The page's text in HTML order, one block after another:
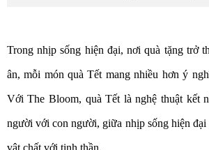
Trong nhịp sống hiện đại, nơi quà tặng trở
ân, mỗi món quà Tết mang nhiều hơn ý
Với The Bloom, quà Tết là nghệ thuật kết
người với con người, giữa nhịp sống hiện